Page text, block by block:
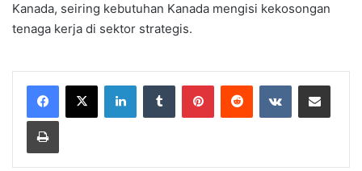
Kanada, seiring kebutuhan Kanada mengisi kekosongan
tenaga kerja di sektor strategis.
LinkedInTumblr PinterestReddit VKontakteShare via Email
Print